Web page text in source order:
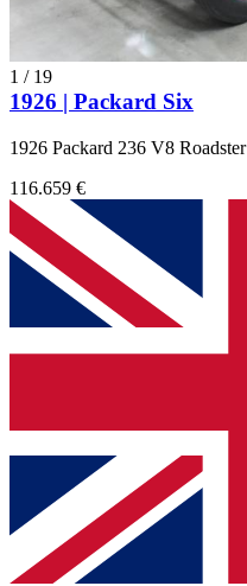
1 / 19
1926 | Packard Six
1926 Packard 236 V8 Roadster
116.659 €